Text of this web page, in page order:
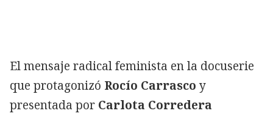
El mensaje radical feminista en la docuserie
que protagonizó Rocío Carrasco y
presentada por Carlota Corredera